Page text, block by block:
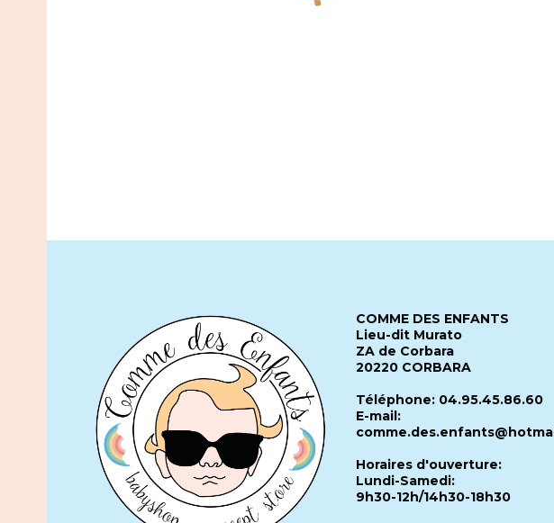
COMME DES ENFANTS
Lieu-dit Murato
ZA de Corbara
20220 CORBARA
Téléphone: 04.95.45.86.60
E-mail:
Horaires d'ouverture:
Lundi-Samedi:
9h30-12h/14h30-18h30